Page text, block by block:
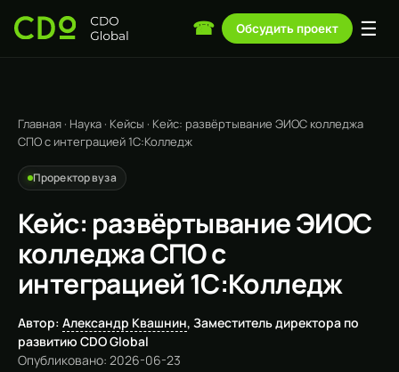
☎ Обсудить проект ☰
Главная · Наука · Кейсы · Кейс: развёртывание ЭИОС колледжа
СПО с интеграцией 1С:Колледж
Проректор вуза
Кейс: развёртывание ЭИОС
колледжа СПО с
интеграцией 1С:Колледж
Автор: Александр Квашнин, Заместитель директора по
развитию CDO Global
Опубликовано: 2026-06-23